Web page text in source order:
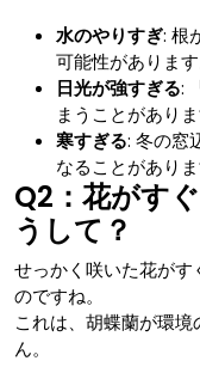
水のやりすぎ: 根
可能性があります
日光が強すぎる:
まうことがありま
寒すぎる: 冬の窓
なることがありま
Q2：花がす
うして？
せっかく咲いた花が
のですね。
これは、胡蝶蘭が環
ん。